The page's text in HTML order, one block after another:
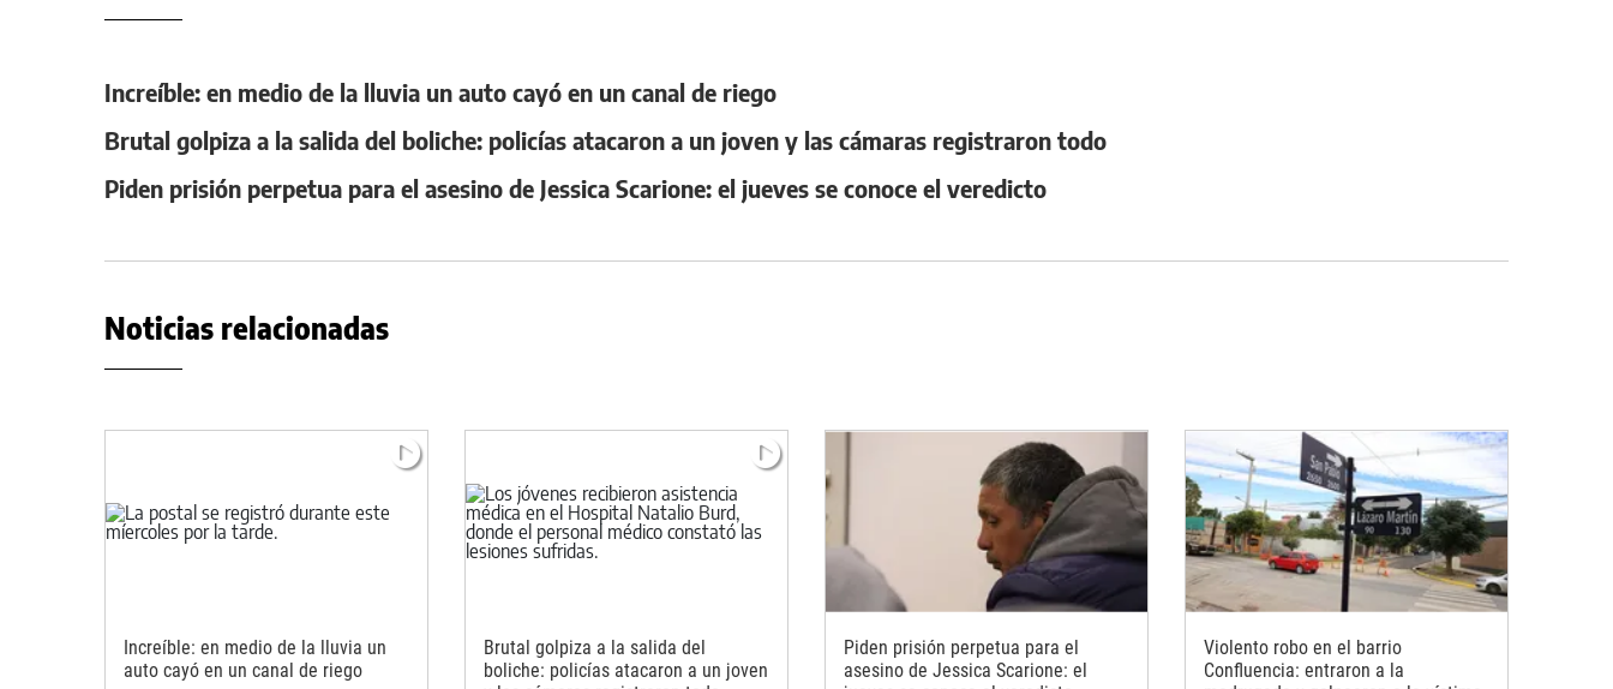
Increíble: en medio de la lluvia un auto cayó en un canal de riego
Brutal golpiza a la salida del boliche: policías atacaron a un joven y las cámaras registraron todo
Piden prisión perpetua para el asesino de Jessica Scarione: el jueves se conoce el veredicto
Noticias relacionadas
Increíble: en medio de la lluvia un
auto cayó en un canal de riego
Brutal golpiza a la salida del
boliche: policías atacaron a un joven
Piden prisión perpetua para el
asesino de Jessica Scarione: el
Violento robo en el barrio
Confluencia: entraron a la